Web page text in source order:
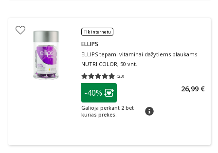
Tik internetu
ELLIPS
ELLIPS tepami vitaminai dažytiems plaukams
NUTRI COLOR, 50 vnt.
(23)
Vidutinis įvertinimas 4.87
patarimas
Lojalumo klubo narių nuolaida
-40%
Galioja perkant 2 bet
kurias prekes.
patarimas
26,99 €